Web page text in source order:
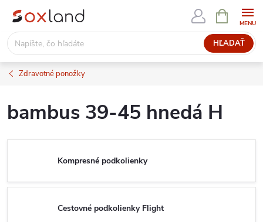
Prejsť
obsah
HĽADAŤ
KOŠÍK
Zdravotné ponožky
bambus 39-45 hnedá H
Kompresné podkolienky
Cestovné podkolienky Flight